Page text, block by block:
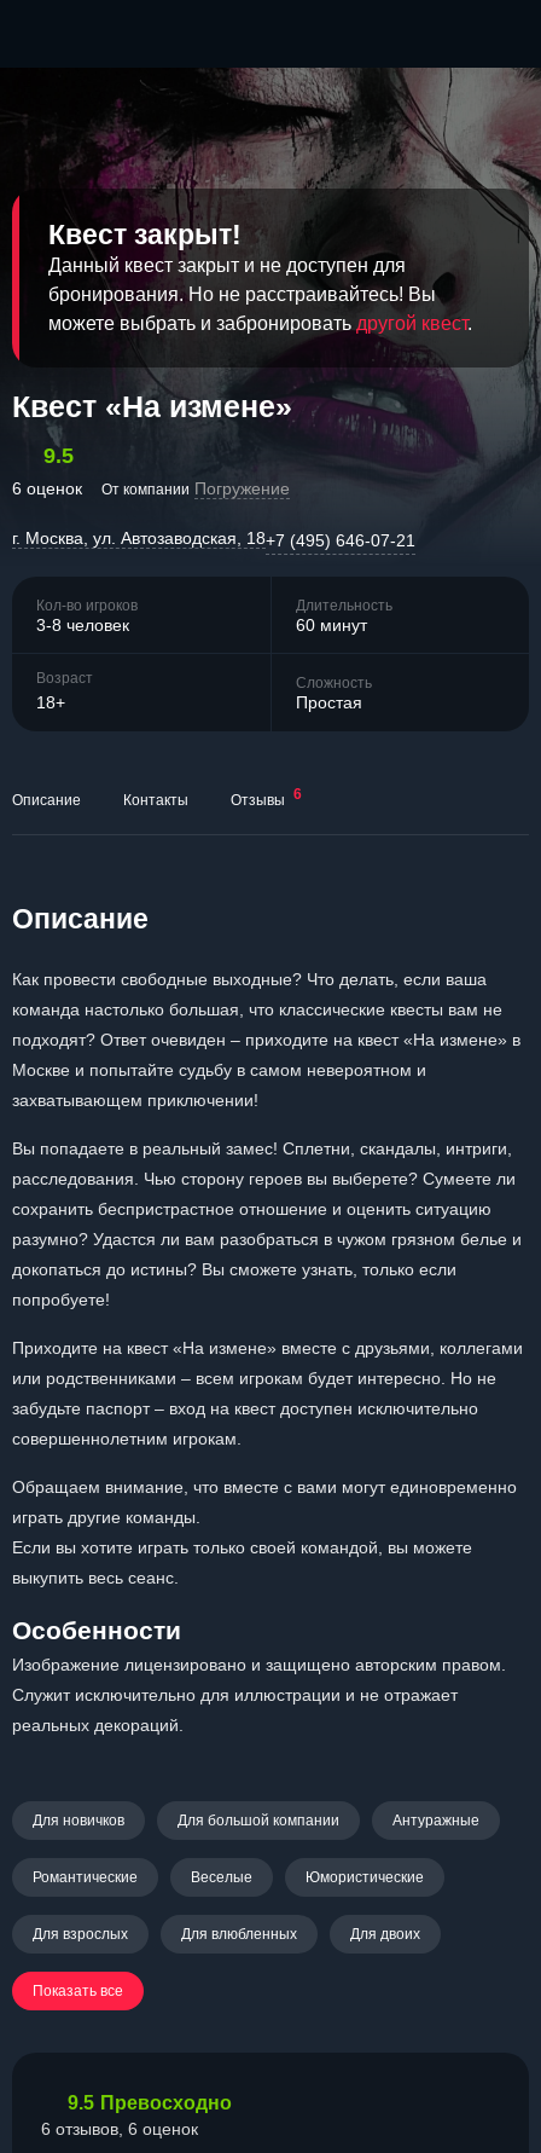
Квест закрыт!
Данный квест закрыт и не доступен для
бронирования. Но не расстраивайтесь! Вы
можете выбрать и забронировать другой квест.
Квест «На измене»
9.5
6 оценок От компании Погружение
г. Москва, ул. Автозаводская, 18+7 (495) 646-07-21
Кол-во игроков
3-8 человек
Длительность
60 минут
Возраст
18+
Сложность
Простая
Описание Контакты Отзывы 6
Описание
Как провести свободные выходные? Что делать, если ваша
команда настолько большая, что классические квесты вам не
подходят? Ответ очевиден – приходите на квест «На измене» в
Москве и попытайте судьбу в самом невероятном и
захватывающем приключении!
Вы попадаете в реальный замес! Сплетни, скандалы, интриги,
расследования. Чью сторону героев вы выберете? Сумеете ли
сохранить беспристрастное отношение и оценить ситуацию
разумно? Удастся ли вам разобраться в чужом грязном белье и
докопаться до истины? Вы сможете узнать, только если
попробуете!
Приходите на квест «На измене» вместе с друзьями, коллегами
или родственниками – всем игрокам будет интересно. Но не
забудьте паспорт – вход на квест доступен исключительно
совершеннолетним игрокам.
Обращаем внимание, что вместе с вами могут единовременно
играть другие команды.
Если вы хотите играть только своей командой, вы можете
выкупить весь сеанс.
Особенности
Изображение лицензировано и защищено авторским правом.
Служит исключительно для иллюстрации и не отражает
реальных декораций.
Для новичков Для большой компании Антуражные
Романтические Веселые Юмористические
Для взрослых Для влюбленных Для двоих
Показать все
9.5 Превосходно
6 отзывов, 6 оценок